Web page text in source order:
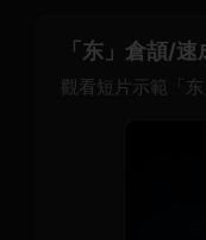
「东」倉頡/
觀看短片示範「